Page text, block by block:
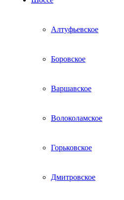
Алтуфьевское
Боровское
Варшавское
Волоколамское
Горьковское
Дмитровское